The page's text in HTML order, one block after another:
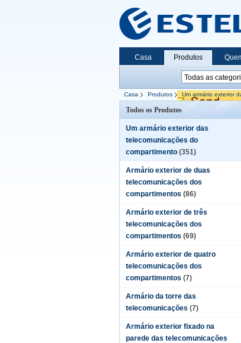
Casa Produtos
Casa Produtos Um armário exterior
do acesso 27U
Todos os Produtos
Um armário exterior das
telecomunicações do
compartimento (351)
Armário exterior de duas
telecomunicações dos
compartimentos (86)
Armário exterior de três
telecomunicações dos
compartimentos (69)
Armário exterior de quatro
telecomunicações dos
compartimentos (7)
Armário da torre das
telecomunicações (7)
Armário exterior fixado na
parede das telecomunicações